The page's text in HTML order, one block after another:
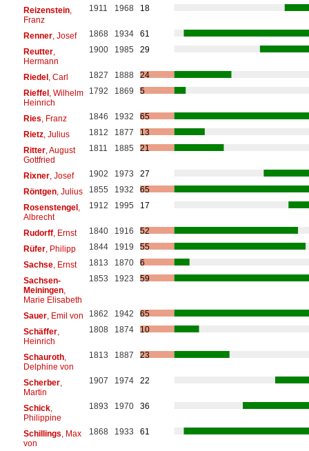
Reizenstein,
Franz
1911 1968 18
Renner, Josef 1868 1934
61
Reutter,
Hermann
1900 1985 29
Riedel, Carl 1827 1888
24
Rieffel, Wilhelm
Heinrich
1792 1869 5
Ries , Franz 1846 1932
65
Rietz, Julius 1812 1877
13
Ritter, August
Gottfried
1811 1885 21
Rixner, Josef 1902 1973
27
Röntgen, Julius 1855 1932
65
Rosenstengel,
Albrecht
1912 1995 17
Rudorff, Ernst 1840 1916
52
Rüfer, Philipp 1844 1919
55
Sachse, Ernst 1813 1870
6
Sachsen-
Meiningen,
Marie Elisabeth
1853 1923 59
Sauer, Emil von 1862 1942
65
Schäffer,
Heinrich
1808 1874 10
Schauroth,
Delphine von
1813 1887 23
Scherber,
Martin
1907 1974 22
Schick,
Philippine
1893 1970 36
Schillings , Max
von
1868 1933 61